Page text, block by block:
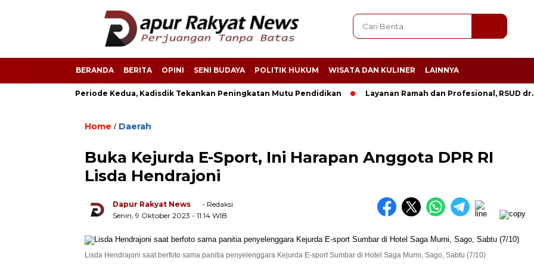
BERANDA BERITA OPINI SENI BUDAYA POLITIK HUKUM WISATA DAN KULINER LAINNYA
Terima SK Periode Kedua, Kadisdik Tekankan Peningkatan Mutu Pendidikan Layanan Ramah dan Profesional, RSUD dr. H.
Home / Daerah
Buka Kejurda E-Sport, Ini Harapan Anggota DPR RI
Lisda Hendrajoni
Dapur Rakyat News
- Redaksi
Senin, 9 Oktober 2023 - 11:14 WIB
Lisda Hendrajoni saat berfoto sama panitia penyelenggara Kejurda E-sport Sumbar di Hotel Saga Murni, Sago, Sabtu (7/10)